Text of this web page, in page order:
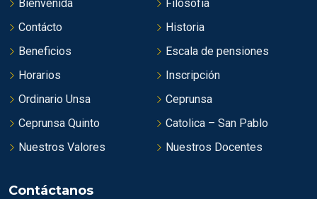
Bienvenida
Filosofía
Contácto
Historia
Beneficios
Escala de pensiones
Horarios
Inscripción
Ordinario Unsa
Ceprunsa
Ceprunsa Quinto
Catolica – San Pablo
Nuestros Valores
Nuestros Docentes
Contáctanos